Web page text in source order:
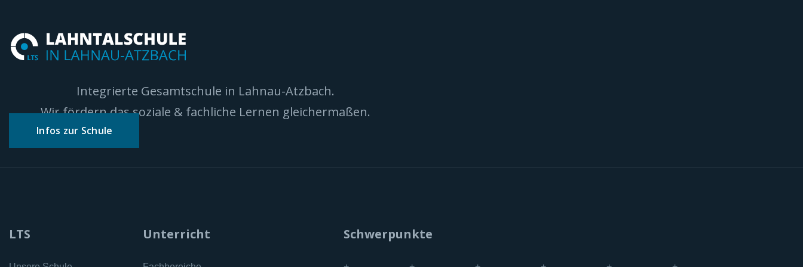
Integrierte Gesamtschule in Lahnau-Atzbach.
Wir fördern das soziale & fachliche Lernen gleichermaßen.
Infos zur Schule
LTS Unterricht Schwerpunkte